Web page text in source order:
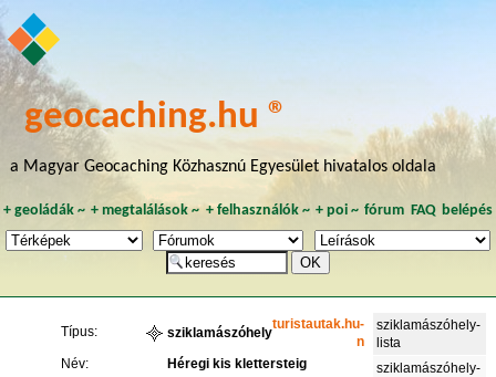
geocaching.hu ®
a Magyar Geocaching Közhasznú Egyesület hivatalos oldala
+ geoládák~ +megtalálások~ +felhasználók~ + poi~ fórum FAQ belépés
Típus: sziklamászóhely
turistautak.hu-
n
Név:
Héregi kis klettersteig
sziklamászóhely-
lista
sziklamászóhely-